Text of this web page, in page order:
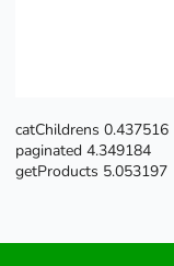
catChildrens 0.437516
paginated 4.349184
getProducts 5.053197